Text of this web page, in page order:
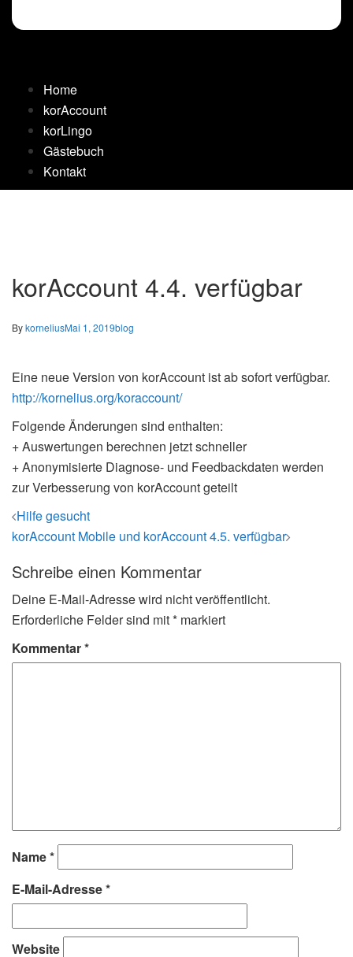
Home
korAccount
korLingo
Gästebuch
Kontakt
korAccount 4.4. verfügbar
BykorneliusMai 1, 2019blog
Eine neue Version von korAccount ist ab sofort verfügbar.
http://kornelius.org/koraccount/
Folgende Änderungen sind enthalten:
+ Auswertungen berechnen jetzt schneller
+ Anonymisierte Diagnose- und Feedbackdaten werden
zur Verbesserung von korAccount geteilt
Beitrags-
Navigation
Hilfe gesucht
korAccount Mobile und korAccount 4.5. verfügbar
Schreibe einen Kommentar
Deine E-Mail-Adresse wird nicht veröffentlicht.
Erforderliche Felder sind mit* markiert
Kommentar*
Name*
E-Mail-Adresse*
Website